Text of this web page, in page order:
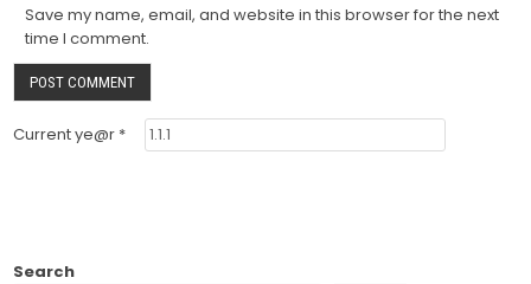
Save my name, email, and website in this browser for the next
time I comment.
Current ye@r *
Search